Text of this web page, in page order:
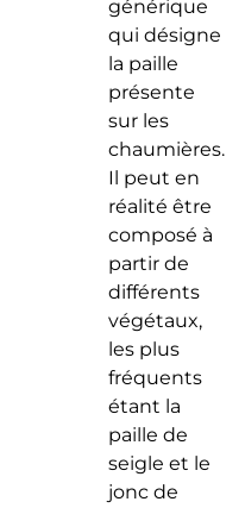
générique
qui désigne
la paille
présente
sur les
chaumières.
Il peut en
réalité être
composé à
partir de
différents
végétaux,
les plus
fréquents
étant la
paille de
seigle et le
jonc de